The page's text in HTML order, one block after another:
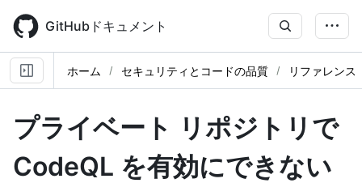
main
content
GitHubドキュメント
ホーム セキュリティとコードの品質 リファレンス
プライベート リポジトリで
CodeQL を有効にできない